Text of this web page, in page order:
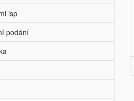
isp
podání